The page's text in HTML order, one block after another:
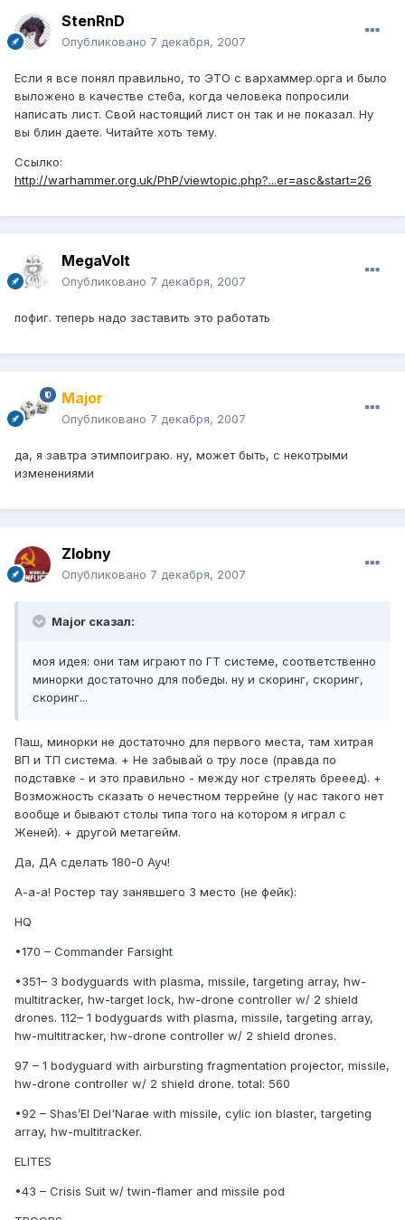
StenRnD
Опубликовано 7 декабря, 2007
Если я все понял правильно, то ЭТО с вархаммер.орга и было
выложено в качестве стеба, когда человека попросили
написать лист. Свой настоящий лист он так и не показал. Ну
вы блин даете. Читайте хоть тему.
Ссылко:
http://warhammer.org.uk/PhP/viewtopic.php?...er=asc&start=26
MegaVolt
Опубликовано 7 декабря, 2007
пофиг. теперь надо заставить это работать
Major
Опубликовано 7 декабря, 2007
да, я завтра этимпоиграю. ну, может быть, с некотрыми
изменениями
Zlobny
Опубликовано 7 декабря, 2007
Major сказал:
моя идея: они там играют по ГТ системе, соответственно
минорки достаточно для победы. ну и скоринг, скоринг,
скоринг...
Паш, минорки не достаточно для первого места, там хитрая
ВП и ТП система. + Не забывай о тру лосе (правда по
подставке - и это правильно - между ног стрелять брееед). +
Возможность сказать о нечестном террейне (у нас такого нет
вообще и бывают столы типа того на котором я играл с
Женей). + другой метагейм.
Да, ДА сделать 180-0 Ауч!
А-а-а! Ростер тау занявшего 3 место (не фейк):
HQ
•170 – Commander Farsight
•351– 3 bodyguards with plasma, missile, targeting array, hw-
multitracker, hw-target lock, hw-drone controller w/ 2 shield
drones. 112– 1 bodyguards with plasma, missile, targeting array,
hw-multitracker, hw-drone controller w/ 2 shield drones.
97 – 1 bodyguard with airbursting fragmentation projector, missile,
hw-drone controller w/ 2 shield drone. total: 560
•92 – Shas’El Del'Narae with missile, cylic ion blaster, targeting
array, hw-multitracker.
ELITES
•43 – Crisis Suit w/ twin-flamer and missile pod